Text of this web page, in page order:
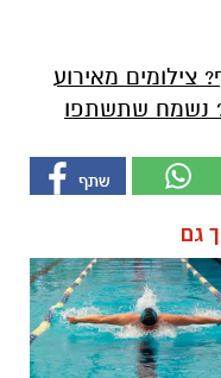
מאירוע
נשמח שתשתפו
גם